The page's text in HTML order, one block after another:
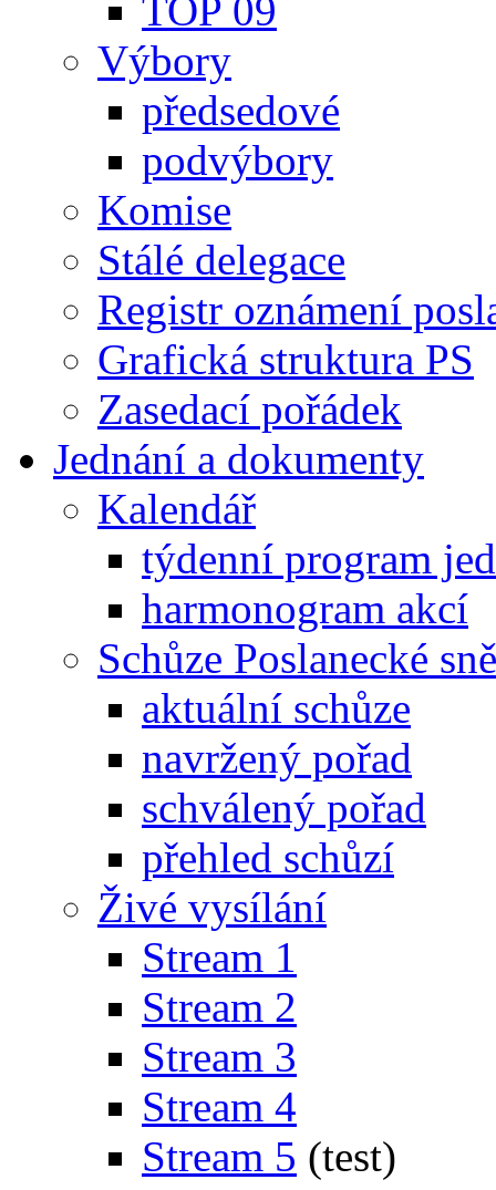
TOP 09
Výbory
předsedové
podvýbory
Komise
Stálé delegace
Registr oznámení
Grafická struktura PS
Zasedací pořádek
Jednání a dokumenty
Kalendář
týdenní program
harmonogram akcí
Schůze Poslanecké
aktuální schůze
navržený pořad
schválený pořad
přehled schůzí
Živé vysílání
Stream 1
Stream 2
Stream 3
Stream 4
Stream 5 (test)